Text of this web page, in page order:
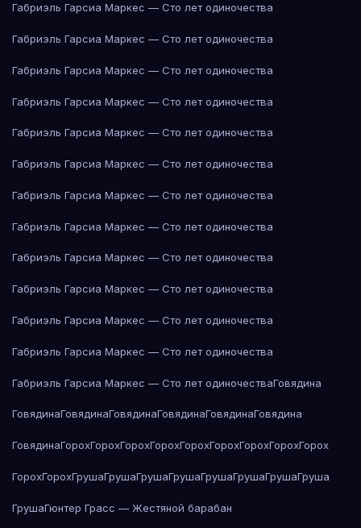
Габриэль Гарсиа Маркес — Сто лет одиночества
Габриэль Гарсиа Маркес — Сто лет одиночества
Габриэль Гарсиа Маркес — Сто лет одиночества
Габриэль Гарсиа Маркес — Сто лет одиночества
Габриэль Гарсиа Маркес — Сто лет одиночества
Габриэль Гарсиа Маркес — Сто лет одиночества
Габриэль Гарсиа Маркес — Сто лет одиночества
Габриэль Гарсиа Маркес — Сто лет одиночества
Габриэль Гарсиа Маркес — Сто лет одиночества
Габриэль Гарсиа Маркес — Сто лет одиночества
Габриэль Гарсиа Маркес — Сто лет одиночества
Габриэль Гарсиа Маркес — Сто лет одиночества
Габриэль Гарсиа Маркес — Сто лет одиночестваГовядина
ГовядинаГовядинаГовядинаГовядинаГовядинаГовядина
ГовядинаГорохГорохГорохГорохГорохГорохГорохГорохГорох
ГорохГорохГрушаГрушаГрушаГрушаГрушаГрушаГрушаГруша
ГрушаГюнтер Грасс — Жестяной барабан